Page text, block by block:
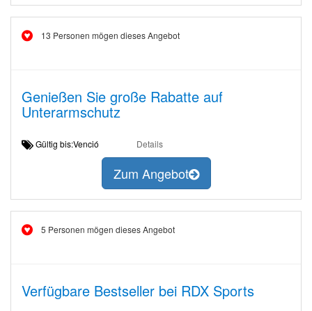
13 Personen mögen dieses Angebot
Genießen Sie große Rabatte auf
Unterarmschutz
Gültig bis:Venció Details
Zum Angebot
5 Personen mögen dieses Angebot
Verfügbare Bestseller bei RDX Sports